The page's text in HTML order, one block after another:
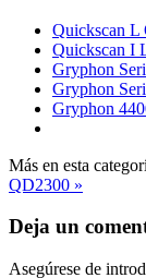
Quickscan L
Quickscan I
Gryphon
Gryphon
Gryphon
Más en esta
QD2300 »
Deja un
Asegúrese de